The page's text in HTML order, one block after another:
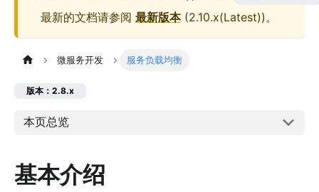
最新的文档请参阅 最新版本(2.10.x(Latest))。
微服务开发 服务负载均衡
版本：2.8.x
本页总览
基本介绍